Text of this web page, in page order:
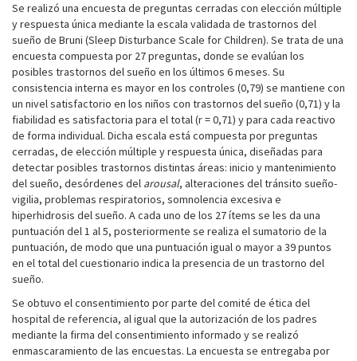
Se realizó una encuesta de preguntas cerradas con elección múltiple
y respuesta única mediante la escala validada de trastornos del
sueño de Bruni (Sleep Disturbance Scale for Children). Se trata de una
encuesta compuesta por 27 preguntas, donde se evalúan los
posibles trastornos del sueño en los últimos 6 meses. Su
consistencia interna es mayor en los controles (0,79) se mantiene con
un nivel satisfactorio en los niños con trastornos del sueño (0,71) y la
fiabilidad es satisfactoria para el total (r = 0,71) y para cada reactivo
de forma individual. Dicha escala está compuesta por preguntas
cerradas, de elección múltiple y respuesta única, diseñadas para
detectar posibles trastornos distintas áreas: inicio y mantenimiento
del sueño, desórdenes del arousal, alteraciones del tránsito sueño-
vigilia, problemas respiratorios, somnolencia excesiva e
hiperhidrosis del sueño. A cada uno de los 27 ítems se les da una
puntuación del 1 al 5, posteriormente se realiza el sumatorio de la
puntuación, de modo que una puntuación igual o mayor a 39 puntos
en el total del cuestionario indica la presencia de un trastorno del
sueño.
Se obtuvo el consentimiento por parte del comité de ética del
hospital de referencia, al igual que la autorización de los padres
mediante la firma del consentimiento informado y se realizó
enmascaramiento de las encuestas. La encuesta se entregaba por